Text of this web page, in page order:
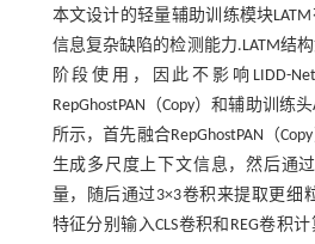
本文设计的轻量辅助训练模块
信息复杂缺陷的检测能力.LATM结构
阶段使用，因此不影响LIDD-
RepGhostPAN（Copy）和辅助训练
所示，首先融合RepGhostPAN（
生成多尺度上下文信息，然后通
量，随后通过3×3卷积来提取更细
特征分别输入CLS卷积和REG卷积